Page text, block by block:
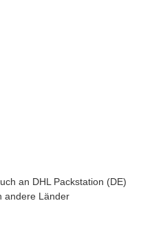
an DHL Packstation (DE)
andere Länder